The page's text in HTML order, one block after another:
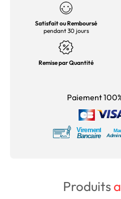
Satisfait ou Remboursé
pendant 30 jours
Remise par Quantité
Paiement
Produits